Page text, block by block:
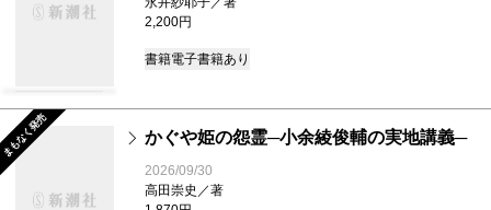
2,200円
書籍電子書籍あり
まもなく発売 かぐや姫の怨霊─小余綾俊輔の実地講義─
2026/09/30
高田崇史／著